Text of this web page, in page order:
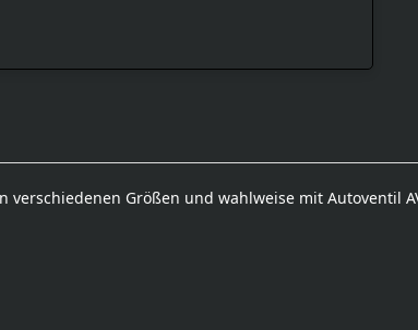
Größen und wahlweise mit Autoventil